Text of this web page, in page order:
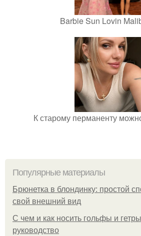
Barbie Sun Lovin
К старому перманенту
Популярные материалы
Брюнетка в блондинку: простой
свой внешний вид
С чем и как носить гольфы и
руководство